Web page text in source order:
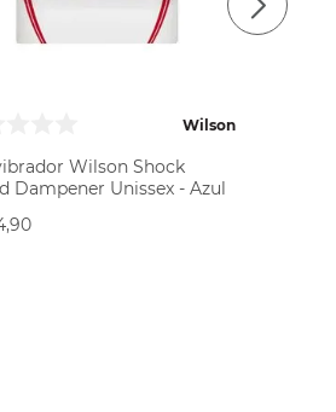
Wilson
Wilson Shock
Dampener Unissex - Azul
,90